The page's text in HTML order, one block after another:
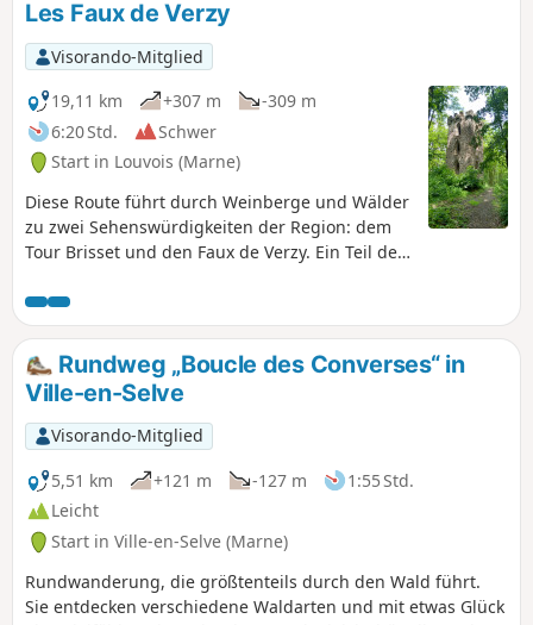
Les Faux de Verzy
Visorando-Mitglied
19,11 km
+307 m
-309 m
6:20 Std.
Schwer
Start in Louvois (Marne)
Diese Route führt durch Weinberge und Wälder
zu zwei Sehenswürdigkeiten der Region: dem
Tour Brisset und den Faux de Verzy. Ein Teil der
jedoch nicht und erfordert die Nutzung der
Visorando-App oder der Karte. Ohne den
Abstecher zu den Faux de Verzy ist die
Wanderung 15 km lang. Aktualisierung vom Mai
2026: Die Wege am Ende der Route im Bereich
„La plaine d'Ambonnay“ wurden durch
Forstmaschinen zerstört. Sie sind kaum
begehbar, da sie voller Wasser und Spurrillen
sind. Man benötigt gutes Schuhwerk und die
App, um dort durchzukommen. Am Ziel bei der
Tour Brisset steht ein Verbotsschild.
Rundweg „Boucle des Converses“ in
Ville-en-Selve
Visorando-Mitglied
5,51 km
+121 m -127 m
1:55 Std.
Leicht
Start in Ville-en-Selve (Marne)
Rundwanderung, die größtenteils durch den Wald führt.
Sie entdecken verschiedene Waldarten und mit etwas Glück